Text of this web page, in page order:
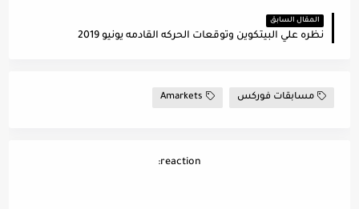
المقال السابق
نظره علي البيتكوين وتوقعات الحركه القادمه يونيو 2019
مسابقات فوركس Amarkets
reaction: